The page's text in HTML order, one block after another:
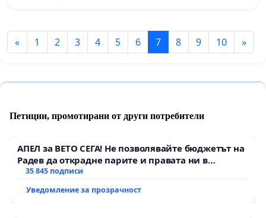
« 1 2 3 4 5 6 7 8 9 10 »
Петиции, промотирани от други потребители
АПЕЛ за ВЕТО СЕГА! Не позволявайте бюджетът на
Радев да открадне парите и правата ни в
тъмното
35 845 подписи
Уведомление за прозрачност